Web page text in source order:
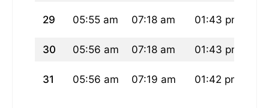
29 05:55 am 07:18 am 01:43 pm
30 05:56 am 07:18 am 01:43 pm
31 05:56 am 07:19 am 01:42 pm